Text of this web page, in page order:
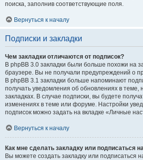
поиска, заполнив соответствующие поля.
Вернуться к началу
Подписки и закладки
Чем закладки отличаются от подписок?
В phpBB 3.0 закладки были больше похожи на
браузере. Вы не получали предупреждений о
В phpBB 3.1 закладки больше напоминают
получать уведомления об обновлениях в теме,
закладках. В случае подписки, вы будете
изменениях в теме или форуме. Настройки
подписок можно задать на вкладке «Личные
Вернуться к началу
Как мне сделать закладку или подписаться
Вы можете создать закладку или подписаться